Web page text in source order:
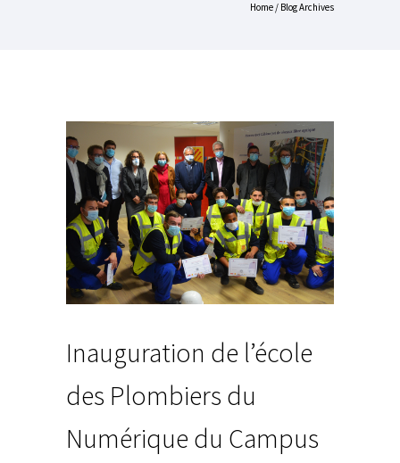
Home / Blog Archives
Inauguration de l’école
des Plombiers du
Numérique du Campus